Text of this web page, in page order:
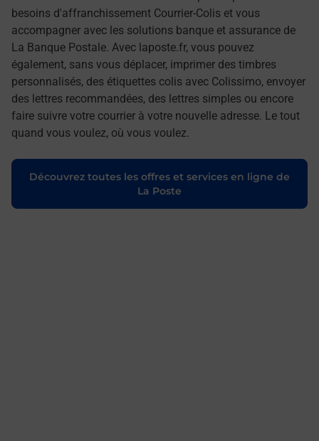
besoins d'affranchissement Courrier-Colis et vous
accompagner avec les solutions banque et assurance de
La Banque Postale. Avec laposte.fr, vous pouvez
également, sans vous déplacer, imprimer des timbres
personnalisés, des étiquettes colis avec Colissimo, envoyer
des lettres recommandées, des lettres simples ou encore
faire suivre votre courrier à votre nouvelle adresse. Le tout
quand vous voulez, où vous voulez.
Découvrez toutes les offres et services en ligne de
La Poste